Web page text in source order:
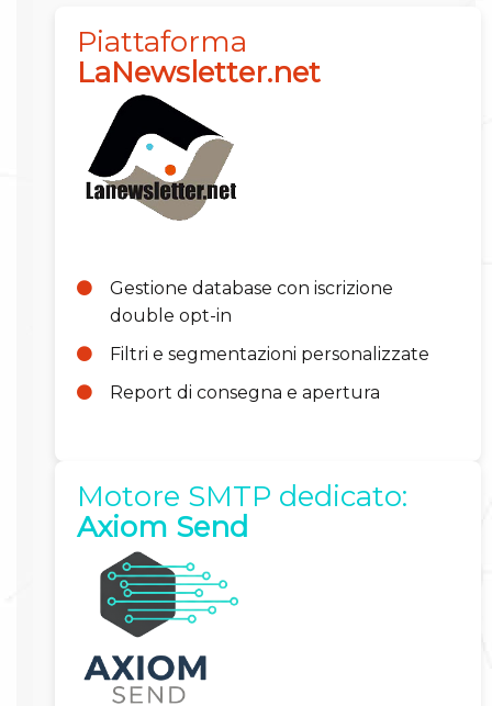
Piattaforma
LaNewsletter.net
Gestione database con iscrizione
double opt-in
Filtri e segmentazioni personalizzate
Report di consegna e apertura
Motore SMTP dedicato:
Axiom Send